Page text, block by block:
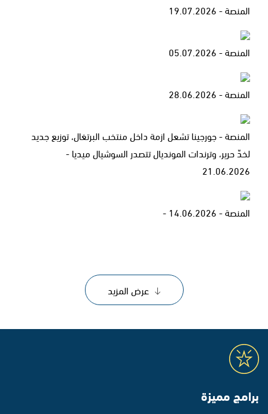
المنصة - 19.07.2026
المنصة - 05.07.2026
المنصة - 28.06.2026
المنصة - جورجينا تشعل ازمة داخل منتخب البرتغال، توزيع جديد
لخدّ حرير، وترندات المونديال تتصدر السوشيال ميديا -
21.06.2026
المنصة - 14.06.2026 -
عرض المزيد
برامج مميزة